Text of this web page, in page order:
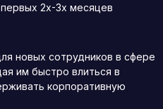
2х-3х месяцев
новых сотрудников в сфере
им быстро влиться в
корпоративную